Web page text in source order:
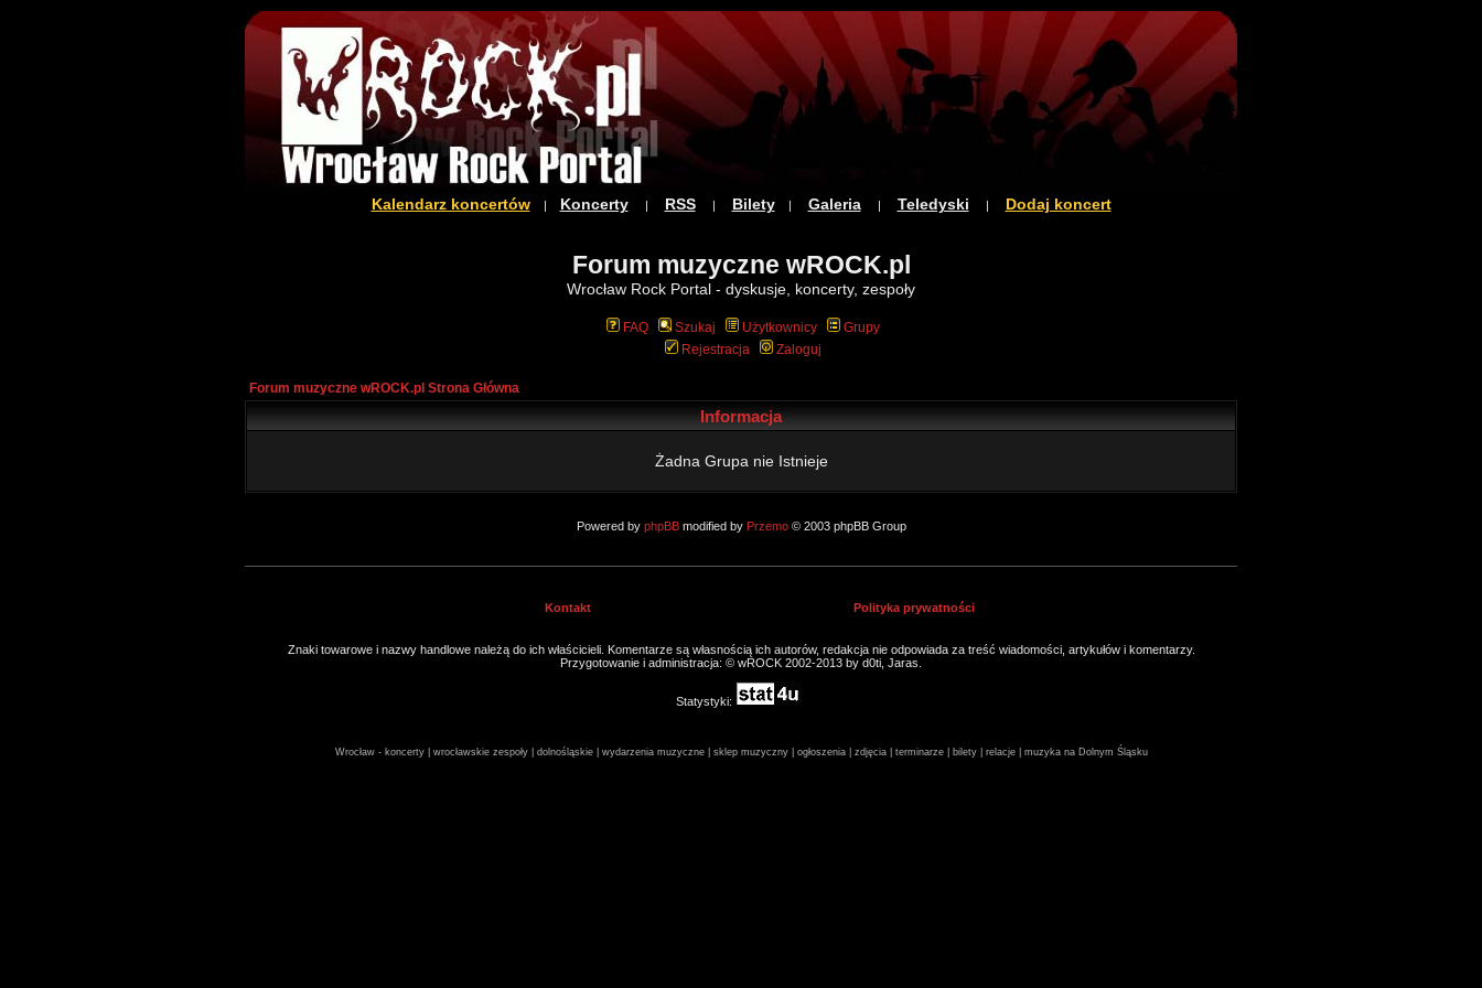
Kalendarz koncertów| Koncerty| RSS| Bilety| Galeria| Teledyski | Dodaj koncert
Forum muzyczne wROCK.pl
Wrocław Rock Portal - dyskusje, koncerty, zespoły
FAQ Szukaj Użytkownicy
Grupy
Rejestracja
Zaloguj
Forum muzyczne wROCK.pl Strona Główna
Informacja
Żadna Grupa nie Istnieje
Powered by phpBBmodified by Przemo© 2003 phpBB Group
Kontakt Polityka prywatności
Znaki towarowe i nazwy handlowe należą do ich właścicieli. Komentarze są własnością ich autorów, redakcja nie odpowiada za treść wiadomości, artykułów i komentarzy.
Przygotowanie i administracja: © wROCK 2002-2013 by d0ti, Jaras.
Statystyki:
Wrocław - koncerty | wrocławskie zespoły | dolnośląskie | wydarzenia muzyczne | sklep muzyczny | ogłoszenia | zdjęcia | terminarze | bilety | relacje | muzyka na Dolnym Śląsku